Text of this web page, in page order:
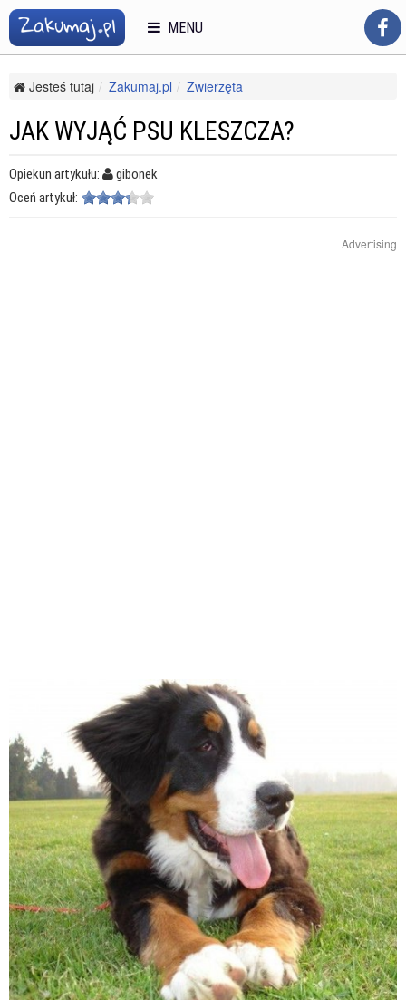
Jesteś tutaj Zakumaj.pl
Zwierzęta
JAK WYJĄĆ PSU KLESZCZA?
Opiekun artykułu:
gibonek
Oceń artykuł:
Advertising
MENU